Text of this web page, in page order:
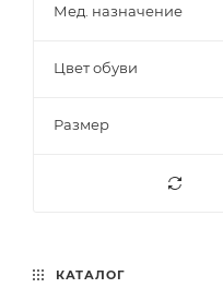
Мед. назначение
Цвет обуви
Размер
КАТАЛОГ